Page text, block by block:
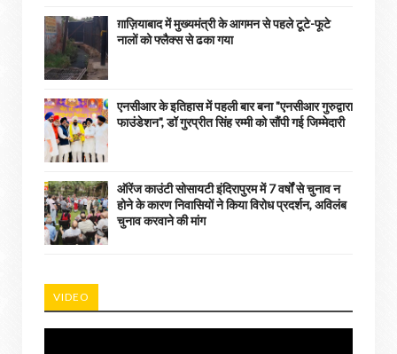
ग़ाज़ियाबाद में मुख्यमंत्री के आगमन से पहले टूटे-फूटे
नालों को फ्लैक्स से ढका गया
एनसीआर के इतिहास में पहली बार बना "एनसीआर गुरुद्वारा
फाउंडेशन", डॉ गुरप्रीत सिंह रम्मी को सौंपी गई जिम्मेदारी
ऑरेंज काउंटी सोसायटी इंदिरापुरम में 7 वर्षों से चुनाव न
होने के कारण निवासियों ने किया विरोध प्रदर्शन, अविलंब
चुनाव करवाने की मांग
VIDEO